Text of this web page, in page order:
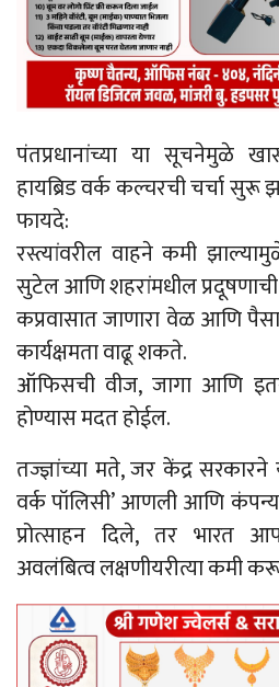
पंतप्रधानांच्या या सूचनेमुळे
हायब्रिड वर्क कल्चरची चर्चा
फायदे:
रस्त्यांवरील वाहने कमी
सुटेल आणि शहरांमधील
कप्रवासात जाणारा वेळ आणि
कार्यक्षमता वाढू शकते.
ऑफिसची वीज, जागा आणि
होण्यास मदत होईल.
तज्ज्ञांच्या मते, जर केंद्र सरकारने
वर्क पॉलिसी’ आणली आणि
प्रोत्साहन दिले, तर भारत
अवलंबित्व लक्षणीयरीत्या कमी